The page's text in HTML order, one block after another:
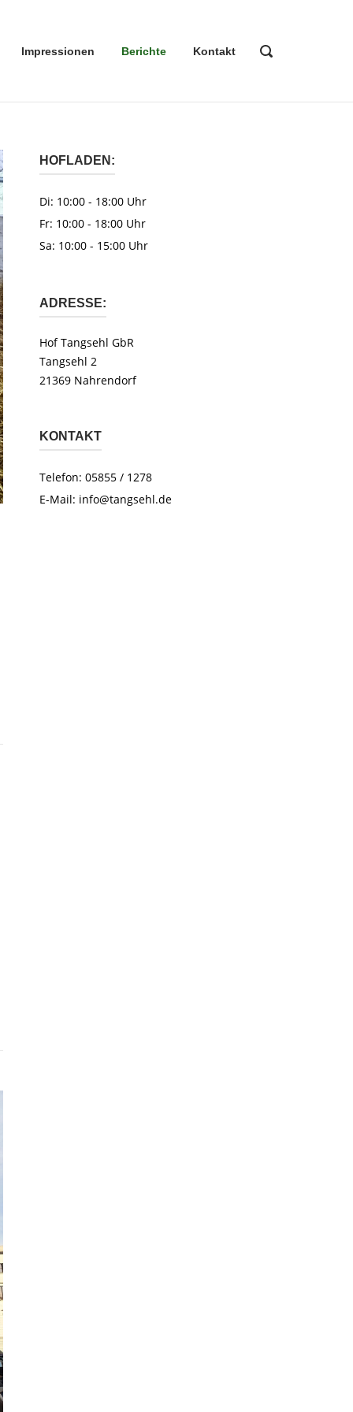
Impressionen Berichte Kontakt
OPEN
HOFLADEN:
Di: 10:00 - 18:00 Uhr
Fr: 10:00 - 18:00 Uhr
Sa: 10:00 - 15:00 Uhr
ADRESSE:
Hof Tangsehl GbR
Tangsehl 2
21369 Nahrendorf
KONTAKT
Telefon: 05855 / 1278
E-Mail: info